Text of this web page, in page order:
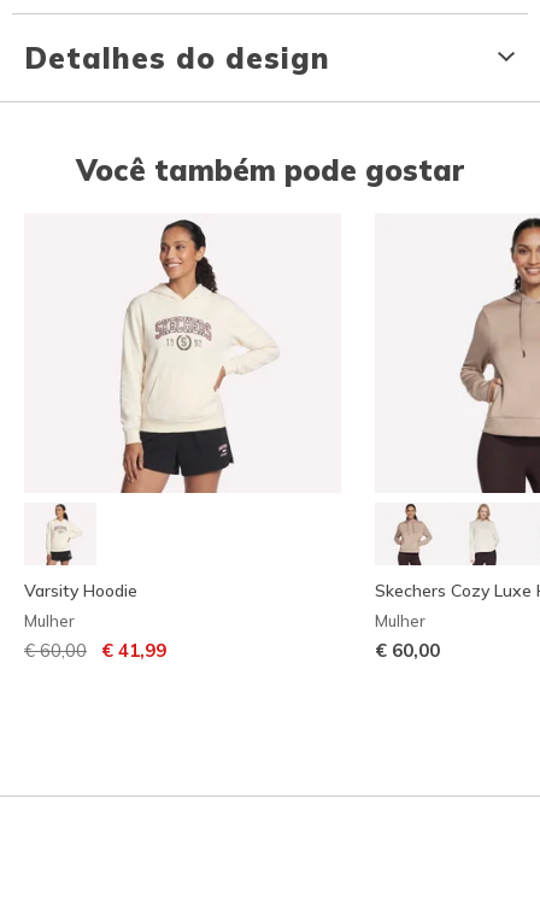
Detalhes do design
Você também pode gostar
Varsity Hoodie
Mulher
Preço com desconto de
€ 60,00 para
€ 41,99
Skechers Cozy Luxe
Mulher
€ 60,00